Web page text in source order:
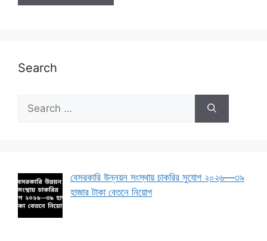
Search
for:
বেসরকারি উন্নয়ন সংস্থায় চাকরির সুযোগ ২০২৬—৩৯
হাজার টাকা বেতনে নিয়োগ